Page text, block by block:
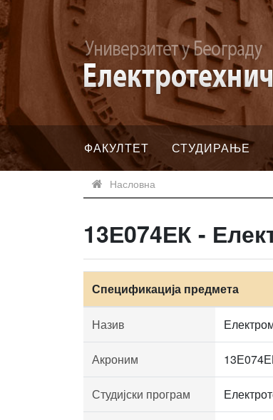
ФАКУЛТЕТ СТУДИРАЊЕ
Насловна
13Е074ЕК -
Спецификација предмета
Назив
Акроним
Студијски програм